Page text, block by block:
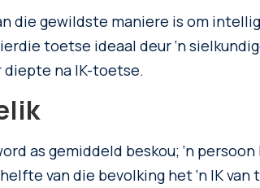
die gewildste maniere is om
toetse ideaal deur ‘n
diepte na IK-toetse.
as gemiddeld beskou; ‘n
van die bevolking het ‘n IK van